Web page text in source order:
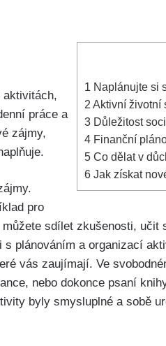
1 Naplánujte si
2 Aktivní životní
3 Důležitost
4 Finanční
5 Co dělat v
6 Jak získat
práce a
zájmy,
pro
sdílet zkušenosti, učit
s plánováním a organizací
vás zaujímají. Ve
nebo dokonce psaní
byly smysluplné a sobě